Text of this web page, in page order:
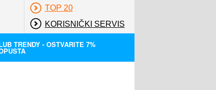
TOP 20
KORISNIČKI SERVIS
TRENDY - OSTVARITE 7%